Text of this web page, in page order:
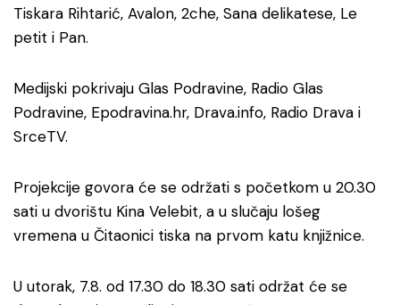
Tiskara Rihtarić, Avalon, 2che, Sana delikatese, Le
petit i Pan.
Medijski pokrivaju Glas Podravine, Radio Glas
Podravine, Epodravina.hr, Drava.info, Radio Drava i
SrceTV.
Projekcije govora će se održati s početkom u 20.30
sati u dvorištu Kina Velebit, a u slučaju lošeg
vremena u Čitaonici tiska na prvom katu knjižnice.
U utorak, 7.8. od 17.30 do 18.30 sati održat će se